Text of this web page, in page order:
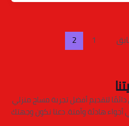
1
2
لتقديم أفضل تجربة مساج منزلي
أجواء هادئة وآمنة. دعنا نكون وجهتك